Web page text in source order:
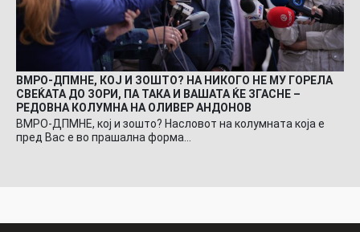
ВМРО-ДПМНЕ, КОЈ И ЗОШТО? НА НИКОГО НЕ МУ ГОРЕЛА
СВЕЌАТА ДО ЗОРИ, ПА ТАКА И ВАШАТА ЌЕ ЗГАСНЕ –
РЕДОВНА КОЛУМНА НА ОЛИВЕР АНДОНОВ
ВМРО-ДПМНЕ, кој и зошто? Насловот на колумната која е
пред Вас е во прашална форма…